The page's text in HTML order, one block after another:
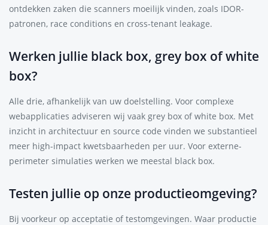
ontdekken zaken die scanners moeilijk vinden, zoals IDOR-
patronen, race conditions en cross-tenant leakage.
Werken jullie black box, grey box of white
box?
Alle drie, afhankelijk van uw doelstelling. Voor complexe
webapplicaties adviseren wij vaak grey box of white box. Met
inzicht in architectuur en source code vinden we substantieel
meer high-impact kwetsbaarheden per uur. Voor externe-
perimeter simulaties werken we meestal black box.
Testen jullie op onze productieomgeving?
Bij voorkeur op acceptatie of testomgevingen. Waar productie